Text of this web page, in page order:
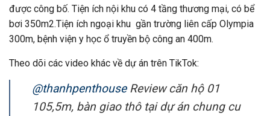
được công bố. Tiện ích nội khu có 4 tầng thương mại, có bể
bơi 350m2.Tiện ích ngoại khu gần trường liên cấp Olympia
300m, bệnh viện y học ổ truyền bộ công an 400m.
Theo dõi các video khác về dự án trên TikTok:
@thanhpenthouseReview căn hộ 01
105,5m, bàn giao thô tại dự án chung cu